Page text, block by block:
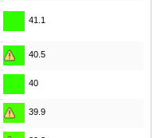
41.1
40.5
40
39.9